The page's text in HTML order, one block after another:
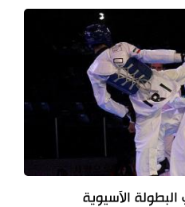
البطولة الآسيوية